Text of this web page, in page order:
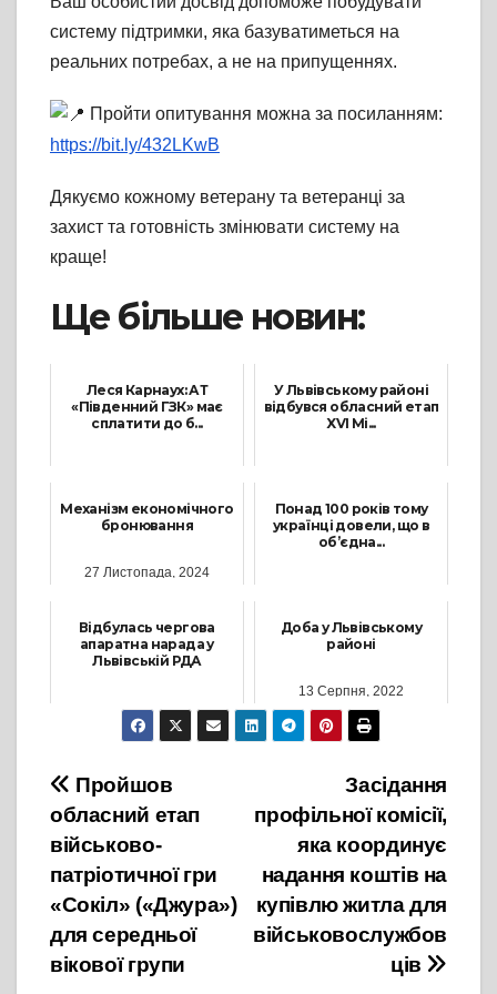
систему підтримки, яка базуватиметься на
реальних потребах, а не на припущеннях.
Пройти опитування можна за посиланням:
https://bit.ly/432LKwB
Дякуємо кожному ветерану та ветеранці за
захист та готовність змінювати систему на
краще!
Ще більше новин:
Леся Карнаух: АТ
«Південний ГЗК» має
сплатити до б...
У Львівському районі
відбувся обласний етап
XVI Мі...
Механізм економічного
бронювання
27 Листопада, 2024
Понад 100 років тому
українці довели, що в
об’єдна...
Відбулась чергова
апаратна нарада у
Львівській РДА
25 Травня, 2026
Доба у Львівському
районі
13 Серпня, 2022
Навігація
записів
Засідання
профільної комісії,
яка координує
надання коштів на
купівлю житла для
військовослужбов
ців
Пройшов
обласний етап
військово-
патріотичної гри
«Сокіл» («Джура»)
для середньої
вікової групи